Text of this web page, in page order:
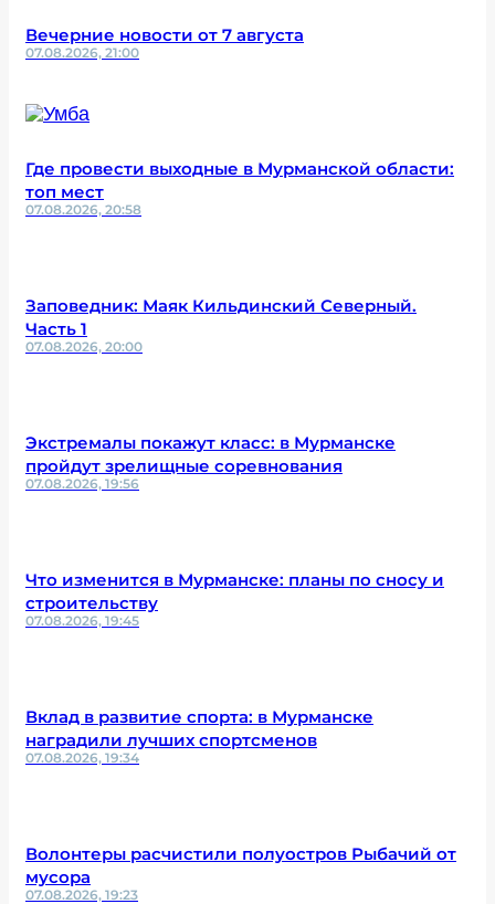
Вечерние новости от 7 августа
07.08.2026, 21:00
Где провести выходные в Мурманской области:
топ мест
07.08.2026, 20:58
Заповедник: Маяк Кильдинский Северный.
Часть 1
07.08.2026, 20:00
Экстремалы покажут класс: в Мурманске
пройдут зрелищные соревнования
07.08.2026, 19:56
Что изменится в Мурманске: планы по сносу и
строительству
07.08.2026, 19:45
Вклад в развитие спорта: в Мурманске
наградили лучших спортсменов
07.08.2026, 19:34
Волонтеры расчистили полуостров Рыбачий от
мусора
07.08.2026, 19:23